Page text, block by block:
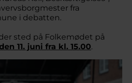
fra
i debatten.
sted på Folkemødet på
11. juni fra kl. 15.00.